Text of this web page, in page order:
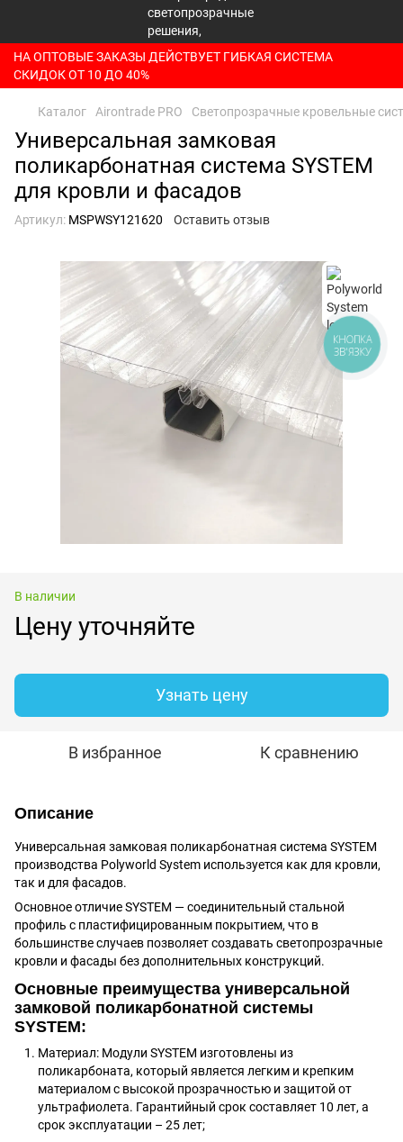
НА ОПТОВЫЕ ЗАКАЗЫ ДЕЙСТВУЕТ ГИБКАЯ СИСТЕМА
СКИДОК ОТ 10 ДО 40%
Каталог Airontrade PRO Светопрозрачные кровельные
Универсальная замковая
поликарбонатная система SYSTEM
для кровли и фасадов
Артикул: MSPWSY121620 Оставить отзыв
В наличии
Цену уточняйте
Узнать цену
В избранное К сравнению
Описание
Универсальная замковая поликарбонатная система SYSTEM
производства Polyworld System используется как для кровли,
так и для фасадов.
Основное отличие SYSTEM — соединительный стальной
профиль с пластифицированным покрытием, что в
большинстве случаев позволяет создавать светопрозрачные
кровли и фасады без дополнительных конструкций.
Основные преимущества универсальной
замковой поликарбонатной системы
SYSTEM:
Материал: Модули SYSTEM изготовлены из
поликарбоната, который является легким и крепким
материалом с высокой прозрачностью и защитой от
ультрафиолета. Гарантийный срок составляет 10 лет, а
срок эксплуатации – 25 лет;
КНОПКА
ЗВ'ЯЗКУ